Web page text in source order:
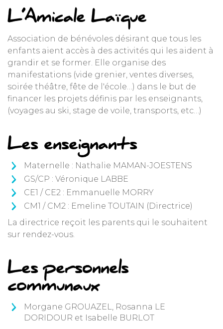
L’Amicale Laïque
Association de bénévoles désirant que tous les
enfants aient accès à des activités qui les aident à
grandir et se former. Elle organise des
manifestations (vide grenier, ventes diverses,
soirée théâtre, fête de l'école…) dans le but de
financer les projets définis par les enseignants,
(voyages au ski, stage de voile, transports, etc…)
Les enseignants
Maternelle : Nathalie MAMAN-JOESTENS
GS/CP : Véronique LABBE
CE1 / CE2 : Emmanuelle MORRY
CM1 / CM2 : Emeline TOUTAIN (Directrice)
La directrice reçoit les parents qui le souhaitent
sur rendez-vous.
Les personnels
communaux
Morgane GROUAZEL, Rosanna LE
DORIDOUR et Isabelle BURLOT